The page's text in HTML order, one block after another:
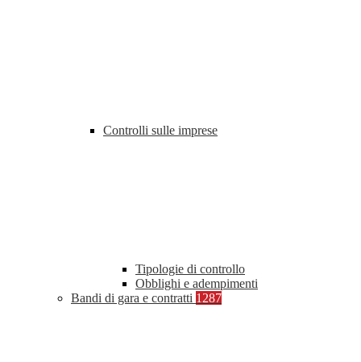
Controlli sulle imprese
Tipologie di controllo
Obblighi e adempimenti
Bandi di gara e contratti 1287